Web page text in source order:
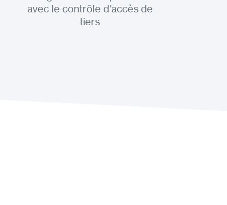
avec le contrôle d'accès de
tiers